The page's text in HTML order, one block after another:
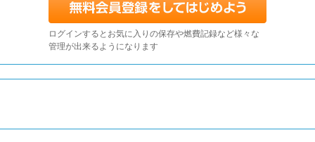
ログインするとお気に入りの保存や燃費記録など様々な
管理が出来るようになります